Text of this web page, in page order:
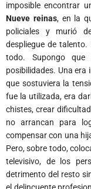
imposible encontrar
Nueve reinas, en la
policiales y murió
despliegue de talento.
todo. Supongo
posibilidades. Una
que sostuviera la
fue la utilizada, era
chistes, crear
no arrancan para
compensar con una
Pero, sobre todo,
televisivo, de los
detrimento del resto